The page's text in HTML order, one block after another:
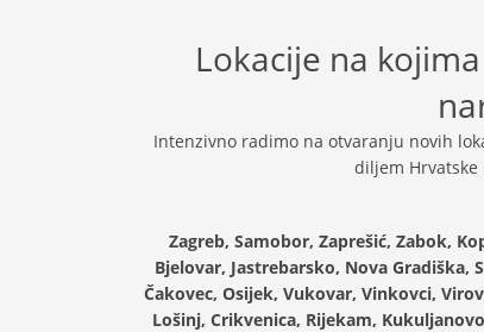
Lokacije na
Intenzivno radimo na otvaranju novih
diljem
Zagreb, Samobor, Zaprešić, Zabok,
Bjelovar, Jastrebarsko, Nova Gradiška,
Čakovec, Osijek, Vukovar, Vinkovci,
Lošinj, Crikvenica, Rijekam,